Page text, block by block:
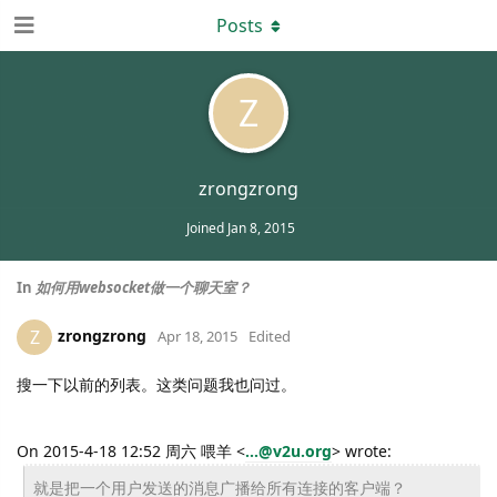
Z
zrongzrong
Joined Jan 8, 2015
Posts
In 如何用websocket做一个聊天室？
Z zrongzrong Apr 18, 2015 Edited
搜一下以前的列表。这类问题我也问过。
On 2015-4-18 12:52 周六 喂羊 <...@v2u.org> wrote:
就是把一个用户发送的消息广播给所有连接的客户端？